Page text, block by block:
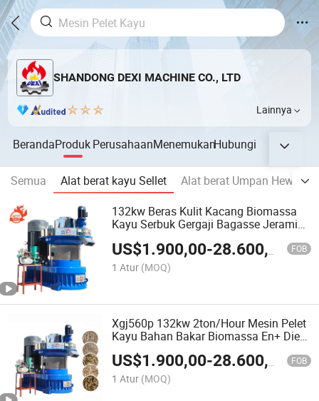
SHANDONG DEXI MACHINE CO., LTD
Lainnya
BerandaProdukPerusahaanMenemukanHubungi
Semua Alat berat kayu Sellet
Alat berat Umpan Hewan
132kw Beras Kulit Kacang Biomassa
Kayu Serbuk Gergaji Bagasse Jerami
Bahan Bakar Industri Biofuel
Pembuatan Pelet Mesin Pembuat Pelet
US$1.900,00-28.600,00 FOB
1 Atur (MOQ)
Xgj560p 132kw 2ton/Hour Mesin Pelet
Kayu Bahan Bakar Biomassa En+ Die
Cincin Vertikal
US$1.900,00-28.600,00 FOB
1 Atur (MOQ)